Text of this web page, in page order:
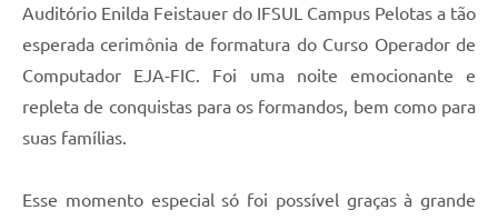
Agenda
SIC
Diário Oficial
Auditório Enilda Feistauer do IFSUL Campus Pelotas a tão
esperada cerimônia de formatura do Curso Operador de
Computador EJA-FIC. Foi uma noite emocionante e
repleta de conquistas para os formandos, bem como para
suas famílias.
Esse momento especial só foi possível graças à grande